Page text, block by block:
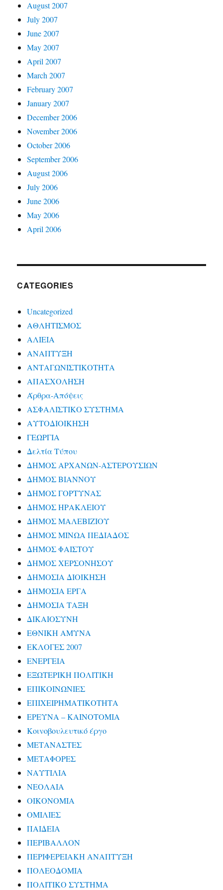
August 2007
July 2007
June 2007
May 2007
April 2007
March 2007
February 2007
January 2007
December 2006
November 2006
October 2006
September 2006
August 2006
July 2006
June 2006
May 2006
April 2006
CATEGORIES
Uncategorized
ΑΘΛΗΤΙΣΜΟΣ
ΑΛΙΕΙΑ
ΑΝΑΠΤΥΞΗ
ΑΝΤΑΓΩΝΙΣΤΙΚΟΤΗΤΑ
ΑΠΑΣΧΟΛΗΣΗ
Άρθρα-Απόψεις
ΑΣΦΑΛΙΣΤΙΚΟ ΣΥΣΤΗΜΑ
ΑΥΤΟΔΙΟΙΚΗΣΗ
ΓΕΩΡΓΙΑ
Δελτία Τύπου
ΔΗΜΟΣ ΑΡΧΑΝΩΝ-ΑΣΤΕΡΟΥΣΙΩΝ
ΔΗΜΟΣ ΒΙΑΝΝΟΥ
ΔΗΜΟΣ ΓΟΡΤΥΝΑΣ
ΔΗΜΟΣ ΗΡΑΚΛΕΙΟΥ
ΔΗΜΟΣ ΜΑΛΕΒΙΖΙΟΥ
ΔΗΜΟΣ ΜΙΝΩΑ ΠΕΔΙΑΔΟΣ
ΔΗΜΟΣ ΦΑΙΣΤΟΥ
ΔΗΜΟΣ ΧΕΡΣΟΝΗΣΟΥ
ΔΗΜΟΣΙΑ ΔΙΟΙΚΗΣΗ
ΔΗΜΟΣΙΑ ΕΡΓΑ
ΔΗΜΟΣΙΑ ΤΑΞΗ
ΔΙΚΑΙΟΣΥΝΗ
ΕΘΝΙΚΗ ΑΜΥΝΑ
ΕΚΛΟΓΕΣ 2007
ΕΝΕΡΓΕΙΑ
ΕΞΩΤΕΡΙΚΗ ΠΟΛΙΤΙΚΗ
ΕΠΙΚΟΙΝΩΝΙΕΣ
ΕΠΙΧΕΙΡΗΜΑΤΙΚΟΤΗΤΑ
ΕΡΕΥΝΑ – ΚΑΙΝΟΤΟΜΙΑ
Κοινοβουλευτικό έργο
ΜΕΤΑΝΑΣΤΕΣ
ΜΕΤΑΦΟΡΕΣ
ΝΑΥΤΙΛΙΑ
ΝΕΟΛΑΙΑ
ΟΙΚΟΝΟΜΙΑ
ΟΜΙΛΙΕΣ
ΠΑΙΔΕΙΑ
ΠΕΡΙΒΑΛΛΟΝ
ΠΕΡΙΦΕΡΕΙΑΚΗ ΑΝΑΠΤΥΞΗ
ΠΟΛΕΟΔΟΜΙΑ
ΠΟΛΙΤΙΚΟ ΣΥΣΤΗΜΑ